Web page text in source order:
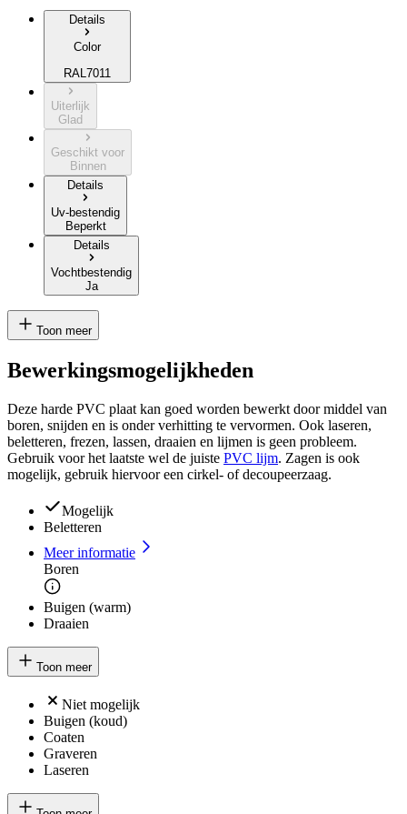
Details
Color
RAL7011
Uiterlijk
Glad
Geschikt voor
Binnen
Details
Uv-bestendig
Beperkt
Details
Vochtbestendig
Ja
Toon meer
Bewerkingsmogelijkheden
Deze harde PVC plaat kan goed worden bewerkt door middel van
boren, snijden en is onder verhitting te vervormen. Ook laseren,
beletteren, frezen, lassen, draaien en lijmen is geen probleem.
Gebruik voor het laatste wel de juiste PVC lijm. Zagen is ook
mogelijk, gebruik hiervoor een cirkel- of decoupeerzaag.
Mogelijk
Beletteren
Meer informatie
Boren
Buigen (warm)
Draaien
Toon meer
Niet mogelijk
Buigen (koud)
Coaten
Graveren
Laseren